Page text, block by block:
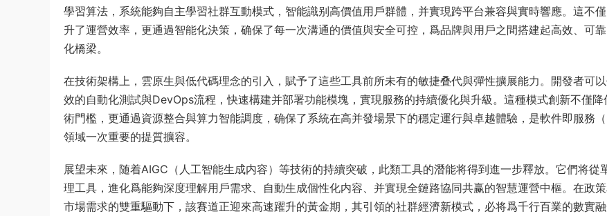
學習算法，系統能夠自主學習社群互動模式，智能識别高價值用戶群體，并實現跨平台兼容與實時響應。這不
升了運營效率，更通過智能化決策，确保了每一次溝通的價值與安全可控，爲品牌與用戶之間搭建起高效、可
化橋梁。
在技術架構上，雲原生與低代碼理念的引入，賦予了這些工具前所未有的敏捷叠代與彈性擴展能力。開發者可
效的自動化測試與DevOps流程，快速構建并部署功能模塊，實現服務的持續優化與升級。這種模式創新不僅降
術門檻，更通過資源整合與算力智能調度，确保了系統在高并發場景下的穩定運行與卓越體驗，是軟件即服務（
領域一次重要的提質擴容。
展望未來，随着AIGC（人工智能生成内容）等技術的持續突破，此類工具的潛能将得到進一步釋放。它們将從
理工具，進化爲能夠深度理解用戶需求、自動生成個性化内容、并實現全鏈路協同共赢的智慧運營中樞。在政
市場需求的雙重驅動下，該賽道正迎來高速躍升的黃金期，其引領的社群經濟新模式，必将爲千行百業的數實